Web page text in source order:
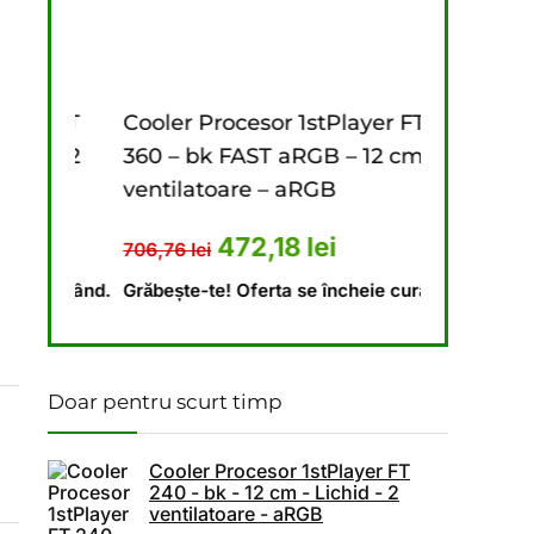
lei.
lei.
2
673,10 lei.
curent este: 448,69 lei.
Cooler Procesor 1stPlayer FT
360 – bk FAST aRGB – 12 cm – 3
ventilatoare – aRGB
706,76lei Prețul inițial a fost: 706,76
472,18leiPrețul curent este:
Grăbește-te! Oferta se încheie curând.
Doar pentru scurt timp
Cooler Procesor 1stPlayer FT
240 - bk - 12 cm - Lichid - 2
ventilatoare - aRGB